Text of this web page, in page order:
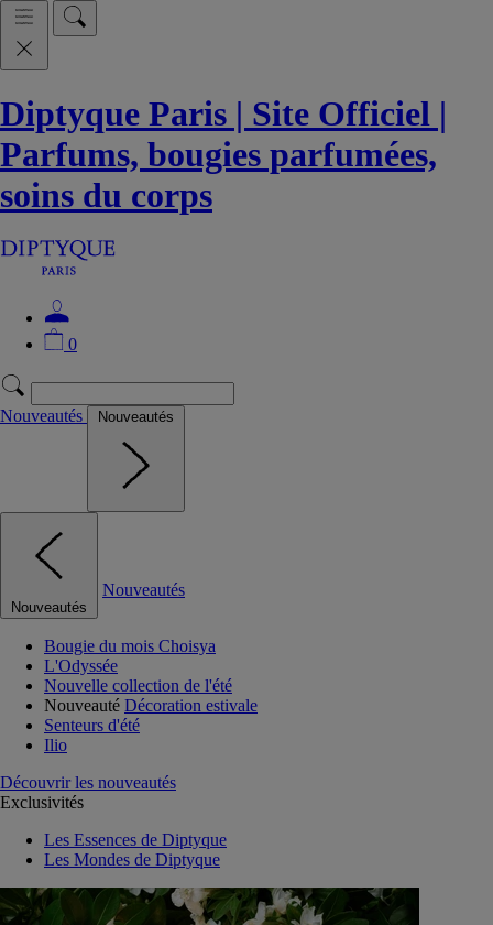
Diptyque Paris | Site Officiel |
Parfums, bougies parfumées,
soins du corps
0
Nouveautés Nouveautés
Nouveautés
Nouveautés
Bougie du mois Choisya
L'Odyssée
Nouvelle collection de l'été
Nouveauté Décoration estivale
Senteurs d'été
Ilio
Découvrir les nouveautés
Exclusivités
Les Essences de Diptyque
Les Mondes de Diptyque